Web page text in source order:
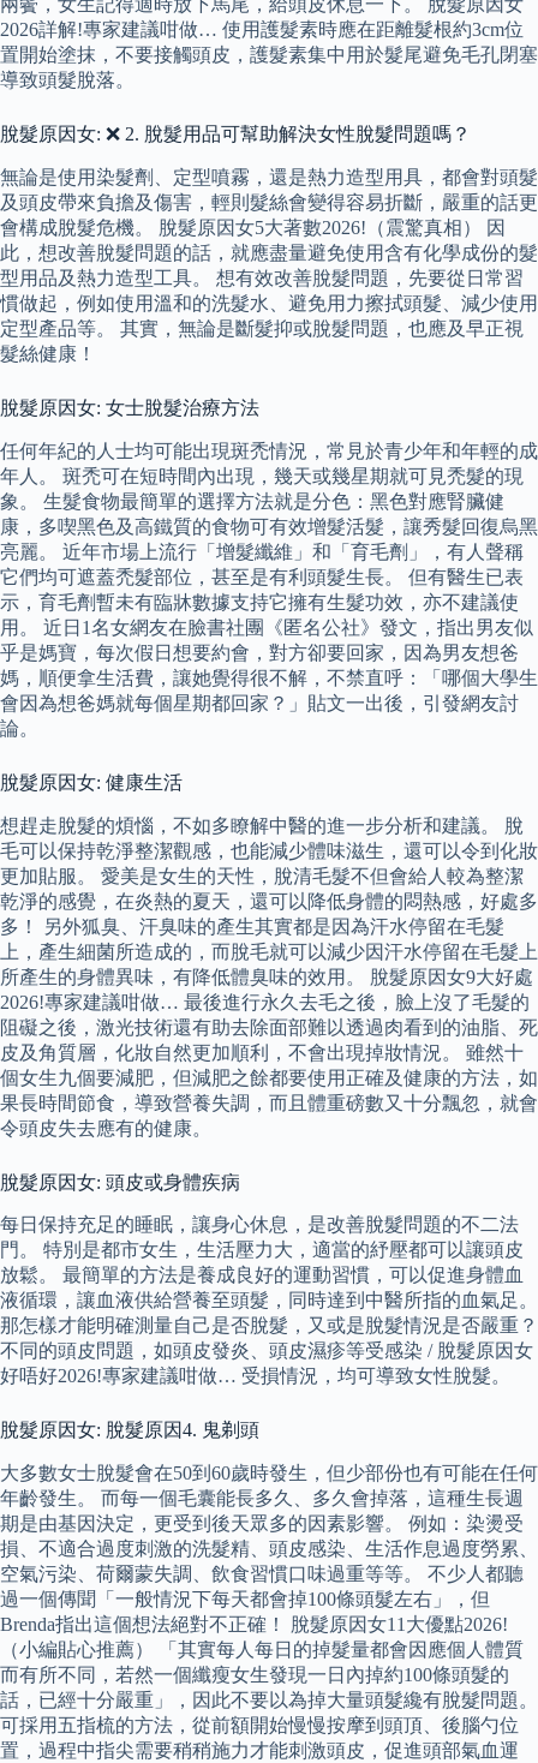
兩鬢，女生記得適時放下馬尾，給頭皮休息一下。 脫髮原因女
2026詳解!專家建議咁做… 使用護髮素時應在距離髮根約3cm位
置開始塗抹，不要接觸頭皮，護髮素集中用於髮尾避免毛孔閉塞
導致頭髮脫落。
脫髮原因女: ❌ 2. 脫髮用品可幫助解決女性脫髮問題嗎？
無論是使用染髮劑、定型噴霧，還是熱力造型用具，都會對頭髮
及頭皮帶來負擔及傷害，輕則髮絲會變得容易折斷，嚴重的話更
會構成脫髮危機。 脫髮原因女5大著數2026!（震驚真相） 因
此，想改善脫髮問題的話，就應盡量避免使用含有化學成份的髮
型用品及熱力造型工具。 想有效改善脫髮問題，先要從日常習
慣做起，例如使用溫和的洗髮水、避免用力擦拭頭髮、減少使用
定型產品等。 其實，無論是斷髮抑或脫髮問題，也應及早正視
髮絲健康！
脫髮原因女: 女士脫髮治療方法
任何年紀的人士均可能出現斑禿情況，常見於青少年和年輕的成
年人。 斑禿可在短時間內出現，幾天或幾星期就可見禿髮的現
象。 生髮食物最簡單的選擇方法就是分色：黑色對應腎臟健
康，多喫黑色及高鐵質的食物可有效增髮活髮，讓秀髮回復烏黑
亮麗。 近年市場上流行「增髮纖維」和「育毛劑」，有人聲稱
它們均可遮蓋禿髮部位，甚至是有利頭髮生長。 但有醫生已表
示，育毛劑暫未有臨牀數據支持它擁有生髮功效，亦不建議使
用。 近日1名女網友在臉書社團《匿名公社》發文，指出男友似
乎是媽寶，每次假日想要約會，對方卻要回家，因為男友想爸
媽，順便拿生活費，讓她覺得很不解，不禁直呼：「哪個大學生
會因為想爸媽就每個星期都回家？」貼文一出後，引發網友討
論。
脫髮原因女: 健康生活
想趕走脫髮的煩惱，不如多瞭解中醫的進一步分析和建議。 脫
毛可以保持乾淨整潔觀感，也能減少體味滋生，還可以令到化妝
更加貼服。 愛美是女生的天性，脫清毛髮不但會給人較為整潔
乾淨的感覺，在炎熱的夏天，還可以降低身體的悶熱感，好處多
多！ 另外狐臭、汗臭味的產生其實都是因為汗水停留在毛髮
上，產生細菌所造成的，而脫毛就可以減少因汗水停留在毛髮上
所產生的身體異味，有降低體臭味的效用。 脫髮原因女9大好處
2026!專家建議咁做… 最後進行永久去毛之後，臉上沒了毛髮的
阻礙之後，激光技術還有助去除面部難以透過肉看到的油脂、死
皮及角質層，化妝自然更加順利，不會出現掉妝情況。 雖然十
個女生九個要減肥，但減肥之餘都要使用正確及健康的方法，如
果長時間節食，導致營養失調，而且體重磅數又十分飄忽，就會
令頭皮失去應有的健康。
脫髮原因女: 頭皮或身體疾病
每日保持充足的睡眠，讓身心休息，是改善脫髮問題的不二法
門。 特別是都市女生，生活壓力大，適當的紓壓都可以讓頭皮
放鬆。 最簡單的方法是養成良好的運動習慣，可以促進身體血
液循環，讓血液供給營養至頭髮，同時達到中醫所指的血氣足。
那怎樣才能明確測量自己是否脫髮，又或是脫髮情況是否嚴重？
不同的頭皮問題，如頭皮發炎、頭皮濕疹等受感染 / 脫髮原因女
好唔好2026!專家建議咁做… 受損情況，均可導致女性脫髮。
脫髮原因女: 脫髮原因4. 鬼剃頭
大多數女士脫髮會在50到60歲時發生，但少部份也有可能在任何
年齡發生。 而每一個毛囊能長多久、多久會掉落，這種生長週
期是由基因決定，更受到後天眾多的因素影響。 例如：染燙受
損、不適合過度刺激的洗髮精、頭皮感染、生活作息過度勞累、
空氣污染、荷爾蒙失調、飲食習慣口味過重等等。 不少人都聽
過一個傳聞「一般情況下每天都會掉100條頭髮左右」，但
Brenda指出這個想法絕對不正確！ 脫髮原因女11大優點2026!
（小編貼心推薦） 「其實每人每日的掉髮量都會因應個人體質
而有所不同，若然一個纖瘦女生發現一日內掉約100條頭髮的
話，已經十分嚴重」，因此不要以為掉大量頭髮纔有脫髮問題。
可採用五指梳的方法，從前額開始慢慢按摩到頭頂、後腦勺位
置，過程中指尖需要稍稍施力才能刺激頭皮，促進頭部氣血運